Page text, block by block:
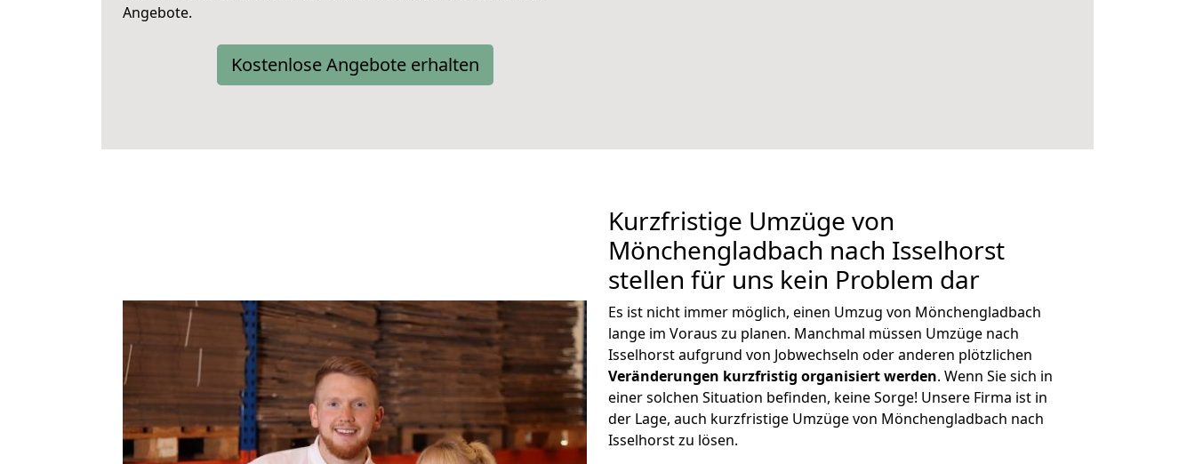
Angebote.
Kostenlose Angebote erhalten
Kurzfristige Umzüge von
Mönchengladbach nach Isselhorst
stellen für uns kein Problem dar
Es ist nicht immer möglich, einen Umzug von Mönchengladbach
lange im Voraus zu planen. Manchmal müssen Umzüge nach
Isselhorst aufgrund von Jobwechseln oder anderen plötzlichen
Veränderungen kurzfristig organisiert werden. Wenn Sie sich in
einer solchen Situation befinden, keine Sorge! Unsere Firma ist in
der Lage, auch kurzfristige Umzüge von Mönchengladbach nach
Isselhorst zu lösen.